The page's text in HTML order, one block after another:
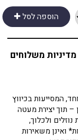
הוספה לסל
מדיניות משלוחים
המסייעות בכיווץ
תוך יצירת מעטה
ולכלוך,
מראה הפצעון תוך 8 שעות* ואינן משאירות